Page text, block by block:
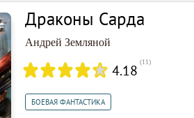
Драконы Сарда
Андрей Земляной
4.18 (11)
БОЕВАЯ ФАНТАСТИКА